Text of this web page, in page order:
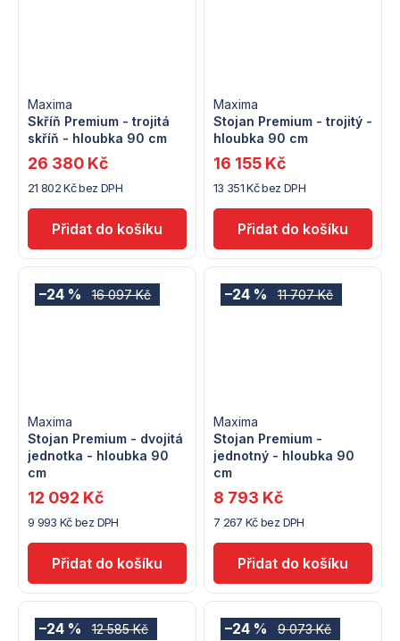
Skříň Premium - trojitá
skříň - hloubka 90 cm
Maxima
21 802 Kč bez DPH
26 380 Kč
Stojan Premium - trojitý -
hloubka 90 cm
Maxima
13 351 Kč bez DPH
16 155 Kč
16 097 Kč
–24 %
Stojan Premium - dvojitá
jednotka - hloubka 90
cm
Maxima
9 993 Kč bez DPH
12 092 Kč
11 707 Kč
–24 %
Stojan Premium -
jednotný - hloubka 90
cm
Maxima
7 267 Kč bez DPH
8 793 Kč
12 585 Kč
–24 % 9 073 Kč
–24 %